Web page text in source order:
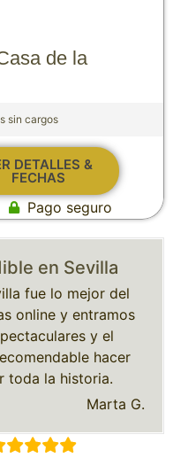
de la
sin cargos
DETALLES &
FECHAS
Pago seguro
en Sevilla
fue lo mejor del
online y entramos
y el
hacer
toda la historia.
Marta G.